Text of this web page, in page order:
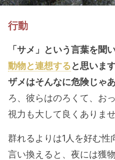
行動
「サメ」という言葉を聞
動物と連想すると思いま
ザメはそんなに危険じゃ
ろ、彼らはのろくて、お
視力も大して良くありませ
群れるよりは1人を好む性
言い換えると、夜には獲